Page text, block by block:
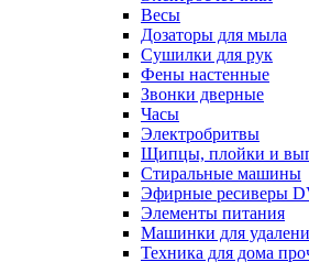
Весы
Дозаторы для мыла
Сушилки для рук
Фены настенные
Звонки дверные
Часы
Электробритвы
Щипцы, плойки и
Стиральные машины
Эфирные ресиверы
Элементы питания
Машинки для
Техника для дома